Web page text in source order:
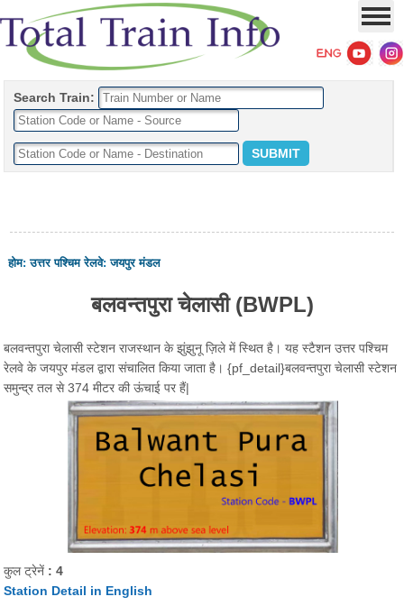
Search Train:
होम:उत्तर पश्चिम रेलवे:जयपुर मंडल
बलवन्तपुरा चेलासी (BWPL)
बलवन्तपुरा चेलासी स्टेशन राजस्थान के झुंझुनू ज़िले में स्थित है। यह स्टैशन उत्तर पश्चिम
रेलवे के जयपुर मंडल द्वारा संचालित किया जाता है। {pf_detail}बलवन्तपुरा चेलासी स्टेशन
समुन्द्र तल से 374 मीटर की ऊंचाई पर हैं|
कुल ट्रेनें : 4
Station Detail in English